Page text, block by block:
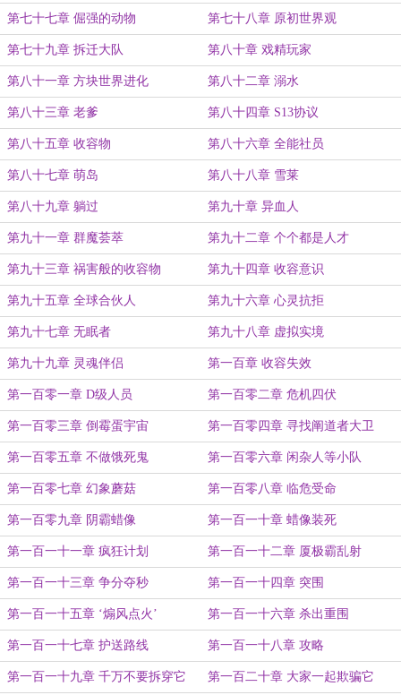
第七十七章 倔强的动物 第七十八章 原初世界观
第七十九章 拆迁大队 第八十章 戏精玩家
第八十一章 方块世界进化 第八十二章 溺水
第八十三章 老爹 第八十四章 S13协议
第八十五章 收容物 第八十六章 全能社员
第八十七章 萌岛 第八十八章 雪莱
第八十九章 躺过 第九十章 异血人
第九十一章 群魔荟萃 第九十二章 个个都是人才
第九十三章 祸害般的收容物 第九十四章 收容意识
第九十五章 全球合伙人 第九十六章 心灵抗拒
第九十七章 无眠者 第九十八章 虚拟实境
第九十九章 灵魂伴侣 第一百章 收容失效
第一百零一章 D级人员 第一百零二章 危机四伏
第一百零三章 倒霉蛋宇宙 第一百零四章 寻找阐道者大卫
第一百零五章 不做饿死鬼 第一百零六章 闲杂人等小队
第一百零七章 幻象蘑菇 第一百零八章 临危受命
第一百零九章 阴霸蜡像 第一百一十章 蜡像装死
第一百一十一章 疯狂计划 第一百一十二章 厦极霸乱射
第一百一十三章 争分夺秒 第一百一十四章 突围
第一百一十五章 ‘煽风点火’ 第一百一十六章 杀出重围
第一百一十七章 护送路线 第一百一十八章 攻略
第一百一十九章 千万不要拆穿它 第一百二十章 大家一起欺骗它